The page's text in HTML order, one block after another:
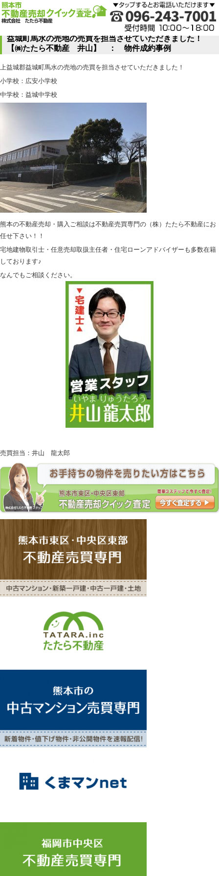
益城町馬水の売地の売買を担当させていただきました！
【㈱たたら不動産 井山】 ： 物件成約事例
上益城郡益城町馬水の売地の売買を担当させていただきました！
小学校：広安小学校
中学校：益城中学校
熊本の不動産売却・購入ご相談は不動産売買専門の（株）たたら不動産にお
任せ下さい！！
宅地建物取引士・任意売却取扱主任者・住宅ローンアドバイザーも多数在籍
しております♪
なんでもご相談ください。
売買担当：井山 龍太郎